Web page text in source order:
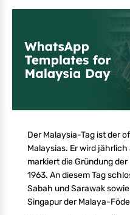
Der Malaysia-Tag ist der
Malaysias. Er wird
markiert die Gründung
1963. An diesem Tag
Sabah und Sarawak
Singapur der Malaya-